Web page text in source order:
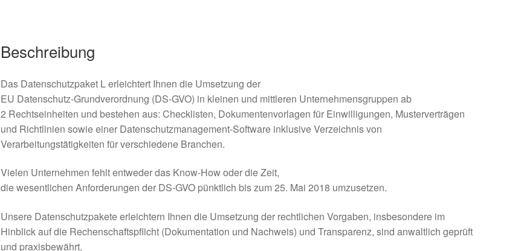
Beschreibung
Das Datenschutzpaket L erleichtert Ihnen die Umsetzung der
EU Datenschutz-Grundverordnung (DS-GVO) in kleinen und mittleren Unternehmensgruppen ab
2 Rechtseinheiten und bestehen aus: Checklisten, Dokumentenvorlagen für Einwilligungen, Musterverträgen
und Richtlinien sowie einer Datenschutzmanagement-Software inklusive Verzeichnis von
Verarbeitungstätigkeiten für verschiedene Branchen.
Vielen Unternehmen fehlt entweder das Know-How oder die Zeit,
die wesentlichen Anforderungen der DS-GVO pünktlich bis zum 25. Mai 2018 umzusetzen.
Unsere Datenschutzpakete erleichtern Ihnen die Umsetzung der rechtlichen Vorgaben, insbesondere im
Hinblick auf die Rechenschaftspflicht (Dokumentation und Nachweis) und Transparenz, sind anwaltlich geprüft
und praxisbewährt.